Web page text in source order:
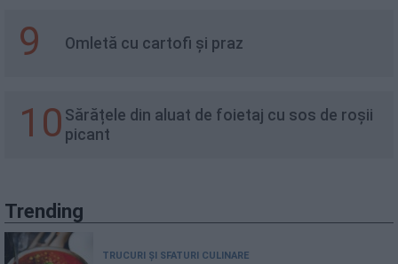
9 Omletă cu cartofi și praz
10 Sărățele din aluat de foietaj cu sos de roșii
picant
Trending
TRUCURI ȘI SFATURI CULINARE